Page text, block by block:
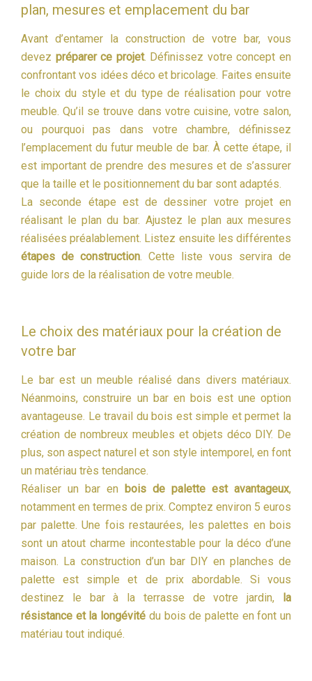
plan, mesures et emplacement du bar
Avant d’entamer la construction de votre bar, vous
devez préparer ce projet. Définissez votre concept en
confrontant vos idées déco et bricolage. Faites ensuite
le choix du style et du type de réalisation pour votre
meuble. Qu’il se trouve dans votre cuisine, votre salon,
ou pourquoi pas dans votre chambre, définissez
l’emplacement du futur meuble de bar. À cette étape, il
est important de prendre des mesures et de s’assurer
que la taille et le positionnement du bar sont adaptés.
La seconde étape est de dessiner votre projet en
réalisant le plan du bar. Ajustez le plan aux mesures
réalisées préalablement. Listez ensuite les différentes
étapes de construction. Cette liste vous servira de
guide lors de la réalisation de votre meuble.
Le choix des matériaux pour la création de
votre bar
Le bar est un meuble réalisé dans divers matériaux.
Néanmoins, construire un bar en bois est une option
avantageuse. Le travail du bois est simple et permet la
création de nombreux meubles et objets déco DIY. De
plus, son aspect naturel et son style intemporel, en font
un matériau très tendance.
Réaliser un bar en
bois de palette est avantageux,
notamment en termes de prix. Comptez environ 5 euros
par palette. Une fois restaurées, les palettes en bois
sont un atout charme incontestable pour la déco d’une
maison. La construction d’un bar DIY en planches de
palette est simple et de prix abordable. Si vous
destinez le bar à la terrasse de votre jardin,
la
résistance et la longévité du bois de palette en font un
matériau tout indiqué.